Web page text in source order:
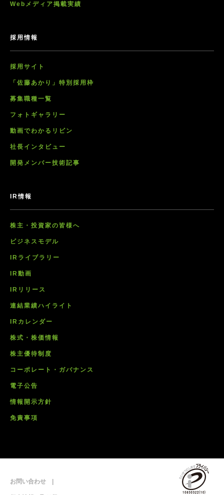
Webメディア掲載実績
採用情報
採用サイト
「佐藤あかり」特別採用枠
募集職種一覧
フォトギャラリー
動画でわかるリビン
社長インタビュー
開発メンバー技術記事
IR情報
株主・投資家の皆様へ
ビジネスモデル
IRライブラリー
IR動画
IRリリース
連結業績ハイライト
IRカレンダー
株式・株価情報
株主優待制度
コーポレート・ガバナンス
電子公告
情報開示方針
免責事項
お問い合わせ